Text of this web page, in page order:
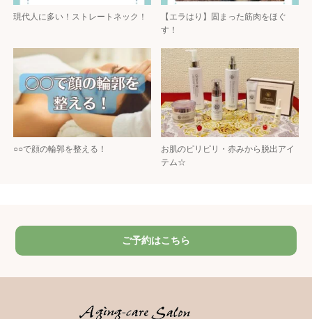
現代人に多い！ストレートネック！
【エラはり】固まった筋肉をほぐ
す！
○○で顔の輪郭を整える！
お肌のピリピリ・赤みから脱出アイ
テム☆
ご予約はこちら